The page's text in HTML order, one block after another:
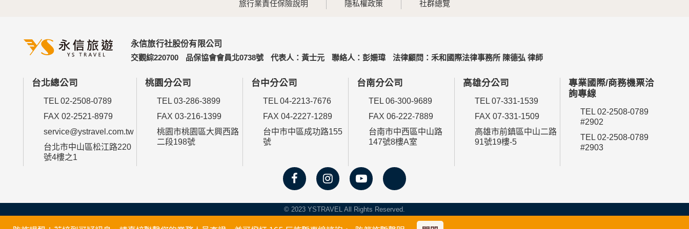
旅行業責任保險說明 隱私權政策 社群總覽
永信旅行社股份有限公司
交觀綜220700
品保協會會員北0738號 代表人：黃士元 聯絡人：彭姍瑋 法律顧問：禾和國際法律事務所 陳德弘 律師
台北總公司
TEL 02-2508-0789
FAX 02-2521-8979
service@ystravel.com.tw
台北市中山區松江路220
號4樓之1
桃園分公司
TEL 03-286-3899
FAX 03-216-1399
桃園市桃園區大興西路
二段198號
台中分公司
TEL 04-2213-7676
FAX 04-2227-1289
台中市中區成功路155
號
台南分公司
TEL 06-300-9689
FAX 06-222-7889
台南市中西區中山路
147號8樓A室
高雄分公司
TEL 07-331-1539
FAX 07-331-1509
高雄市前鎮區中山二路
91號19樓-5
專業國際/商務機票洽
詢專線
TEL 02-2508-0789
#2902
TEL 02-2508-0789
#2903
© 2023 YSTRAVEL All Rights Reserved.